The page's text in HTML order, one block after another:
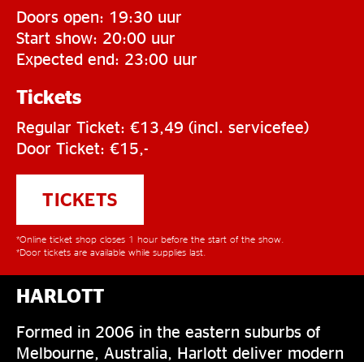
Doors open: 19:30 uur
Start show: 20:00 uur
Expected end: 23:00 uur
Tickets
Regular Ticket: €13,49 (incl. servicefee)
Door Ticket: €15,-
TICKETS
*Online ticket shop closes 1 hour before the start of the show.
*Door tickets are available while supplies last.
HARLOTT
Formed in 2006 in the eastern suburbs of
Melbourne, Australia, Harlott deliver modern